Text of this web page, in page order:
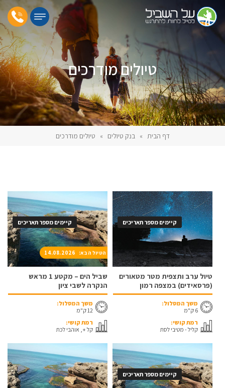
טיולים מודרכים
דף הבית »בנק טיולים » טיולים מודרכים
קיימים מספר תאריכים
טיול ערב ותצפית מטר מטאורים
(פרסאידים) במצפה רמון
משך המסלול:
6 ק"מ
רמת קושי:
קליל - מטיבי לסת
קיימים מספר תאריכים
הטיול הבא: 14.08.2026
שביל הים – מקטע 1 מראש
הנקרה לשבי ציון
משך המסלול:
12 ק"מ
רמת קושי:
קל +, אוהבי לכת
קיימים מספר תאריכים